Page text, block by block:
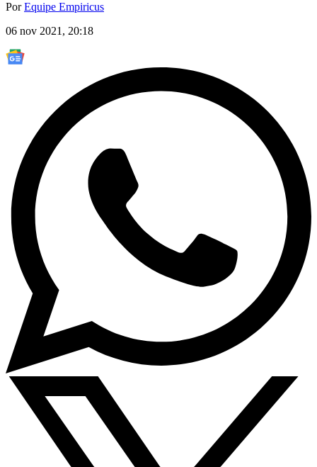
PorEquipe Empiricus
06 nov 2021, 20:18